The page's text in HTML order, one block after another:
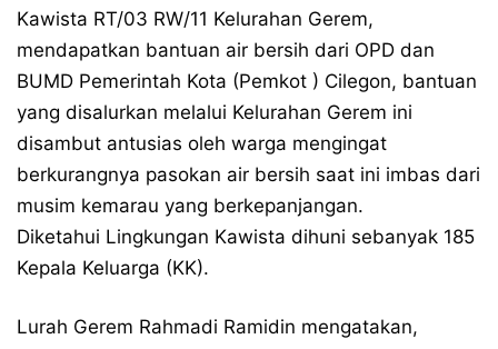
Kawista RT/03 RW/11 Kelurahan Gerem,
mendapatkan bantuan air bersih dari OPD dan
BUMD Pemerintah Kota (Pemkot ) Cilegon, bantuan
yang disalurkan melalui Kelurahan Gerem ini
disambut antusias oleh warga mengingat
berkurangnya pasokan air bersih saat ini imbas dari
musim kemarau yang berkepanjangan.
Diketahui Lingkungan Kawista dihuni sebanyak 185
Kepala Keluarga (KK).
Lurah Gerem Rahmadi Ramidin mengatakan,